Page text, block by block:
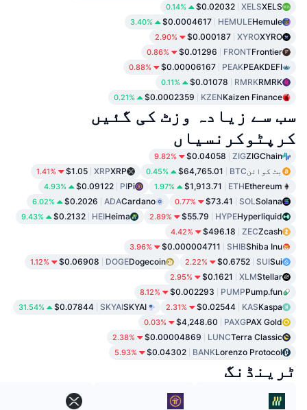
XELS
XELS
$0.02032
0.14%
Hemule
HEMULE
$0.0004617
3.40%
XYRO
XYRO
$0.000187
2.90%
Frontier
FRONT
$0.01296
0.86%
PEAKDEFI
PEAK
$0.00006167
0.88%
RMRK
RMRK
$0.01078
0.11%
Kaizen Finance
KZEN
$0.0002359
0.21%
سب سے زیادہ وزٹ کی گئیں
کرپٹوکرنسیاں
ZIGChain
ZIG
$0.04058
9.82%
بٹ کوائنBTC
$64,765.01
0.45%
XRP
XRP
$1.05
1.41%
Ethereum
ETH
$1,913.71
1.97%
Pi
PI
$0.09122
4.93%
Solana
SOL
$73.41
0.77%
Cardano
ADA
$0.2026
6.02%
Hyperliquid
HYPE
$55.79
2.89%
Heima
HEI
$0.2132
9.43%
Zcash
ZEC
$496.18
4.42%
Shiba Inu
SHIB
$0.000004711
3.96%
Sui
SUI
$0.6752
2.22%
Dogecoin
DOGE
$0.06908
1.12%
Stellar
XLM
$0.1621
2.95%
Pump.fun
PUMP
$0.002293
8.12%
Kaspa
KAS
$0.02544
2.31%
SKYAI
SKYAI
$0.07844
31.54%
PAX Gold
PAXG
$4,248.60
0.03%
Terra Classic
LUNC
$0.00004869
2.38%
Lorenzo Protocol
BANK
$0.04302
5.93%
ٹرینڈنگ